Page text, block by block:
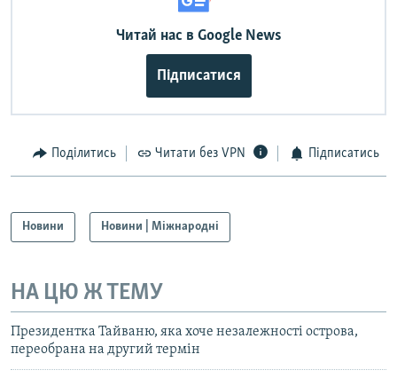
Читай нас в Google News
Підписатися
Поділитись Читати без VPN Підписатись
Новини Новини | Міжнародні
НА ЦЮ Ж ТЕМУ
Президентка Тайваню, яка хоче незалежності острова,
переобрана на другий термін